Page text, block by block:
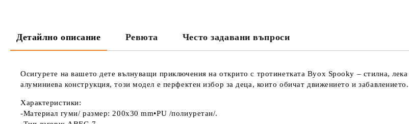
Детайлно описание Ревюта Често задавани въпроси
Осигурете на вашето дете вълнуващи приключения на открито с тротинетката Byox Spooky – стилна,
алуминиева конструкция, този модел е перфектен избор за деца, които обичат движението и забавлението.
Характеристики:
-Материал гуми/ размер: 200x30 mm•PU /полиуретан/.